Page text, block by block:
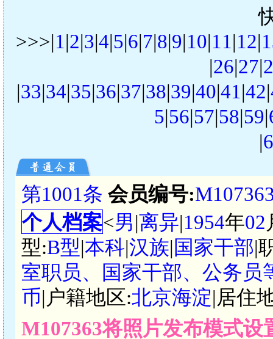
>>>|1|2|3|4|5|6|7|8|9|10|11|12|
|26|27|
|33|34|35|36|37|38|39|40|41|42|
5|56|57|58|59|
|
第1001条 会员编号:
个人档案<男|离异|1954年02
型:B型|本科|汉族| 国家干部|
室职员、国家干部、公务员
币|户籍地区:北京海淀|居住
M107363将照片发布模式